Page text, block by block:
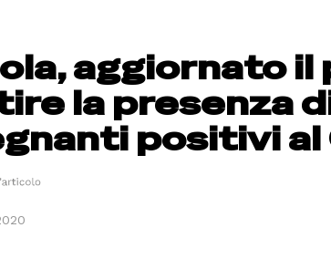
aggiornato
la presenza
positivi al